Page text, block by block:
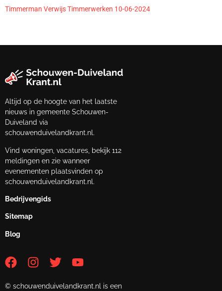
Timmerman Verwijs Timmerwerken 10-06-2024
Altijd op de hoogte van het laatste
nieuws in gemeente Schouwen-
Duiveland via
schouwenduivelandkrant.nl.
Vind woningen, vacatures, bekijk 112
meldingen en zie wanneer
evenementen plaatsvinden op
schouwenduivelandkrant.nl.
Bedrijvengids
Sitemap
Blog
© schouwenduivelandkrant.nl is een